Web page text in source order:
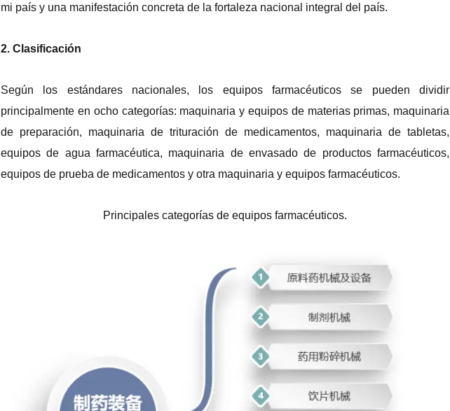
mi país y una manifestación concreta de la fortaleza nacional integral del país.
2. Clasificación
Según los estándares nacionales, los equipos farmacéuticos se pueden dividir
principalmente en ocho categorías: maquinaria y equipos de materias primas, maquinaria
de preparación, maquinaria de trituración de medicamentos, maquinaria de tabletas,
equipos de agua farmacéutica, maquinaria de envasado de productos farmacéuticos,
equipos de prueba de medicamentos y otra maquinaria y equipos farmacéuticos.
Principales categorías de equipos farmacéuticos.